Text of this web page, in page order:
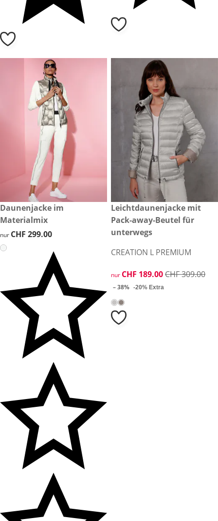
CHF 299.00
Daunenjacke im
Materialmix
CHF 299.00
nur CHF 299.00
reduzierter Preis CHF
-38%
Leichtdaunenjacke mit
Pack-away-Beutel für
unterwegs
CREATION L PREMIUM
reduzierter Preis CHF
nur CHF 189.00CHF 309.00
– 38% -20% Extra